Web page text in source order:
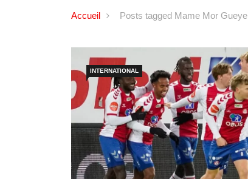
Accueil Posts tagged Mame Mor Gueye
INTERNATIONAL